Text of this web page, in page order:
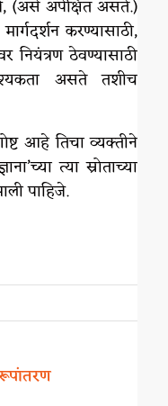
(असे अपेक्षित असते.)
करण्यासाठी,
नियंत्रण ठेवण्यासाठी
असते तशीच
आहे तिचा व्यक्तीने
त्या स्रोताच्या
पाहिजे.